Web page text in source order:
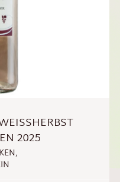
H
2025
,